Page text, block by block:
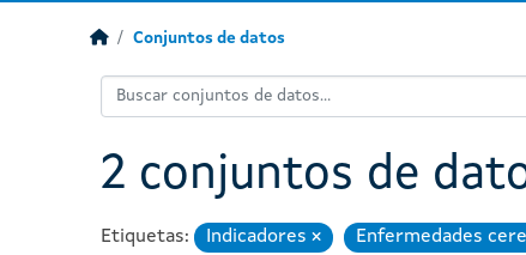
Conjuntos de datos
2 conjuntos de
Etiquetas: Indicadores EliminarEnfermedades